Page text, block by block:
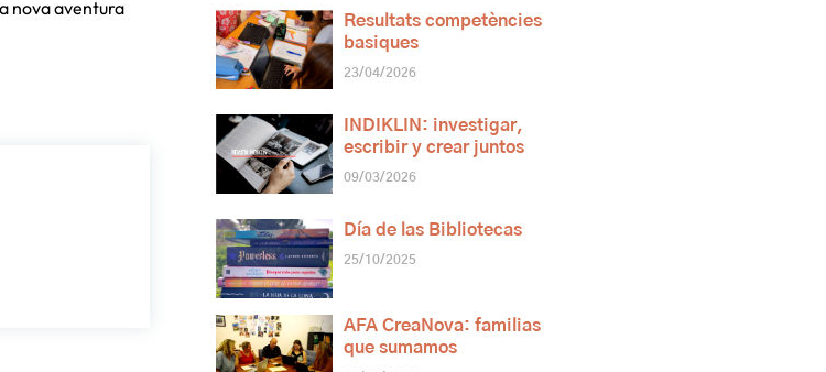
nova aventura
Resultats competències
basiques
23/04/2026
INDIKLIN: investigar,
escribir y crear juntos
09/03/2026
Día de las Bibliotecas
25/10/2025
AFA CreaNova: familias
que sumamos